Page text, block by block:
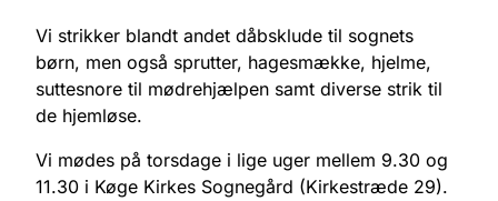
Vi strikker blandt andet dåbsklude til sognets
børn, men også sprutter, hagesmække, hjelme,
suttesnore til mødrehjælpen samt diverse strik til
de hjemløse.
Vi mødes på torsdage i lige uger mellem 9.30 og
11.30 i Køge Kirkes Sognegård (Kirkestræde 29).